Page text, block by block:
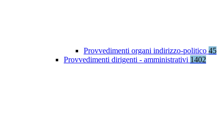
Provvedimenti organi indirizzo-politico 45
Provvedimenti dirigenti - amministrativi 1402